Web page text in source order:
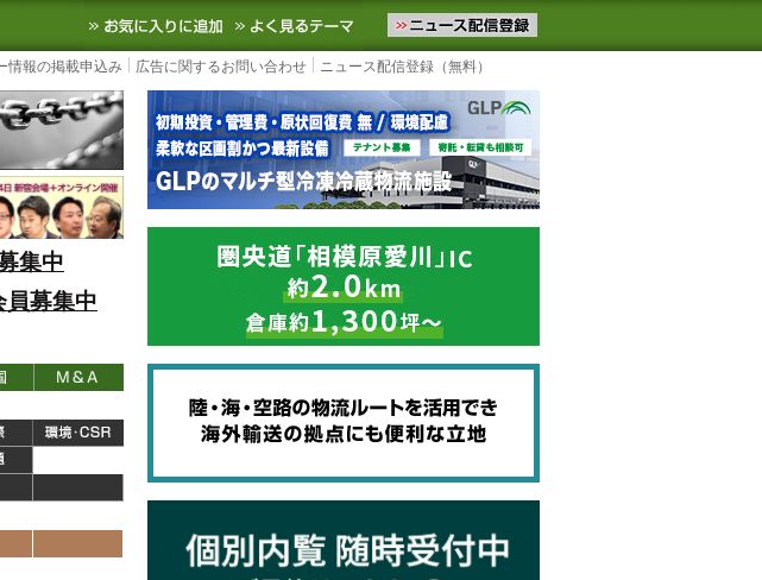
など国内外の最新の物流ニュースをお届けします。物流ニュースメール配信を登録す
お気に入りに追加 よく見るテーマ
情報の掲載申込み 広告に関するお問い合わせ ニュース配信登録（無料）
集中
募集中